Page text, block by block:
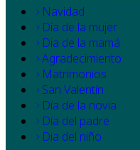
Navidad
Día de la mujer
Dia de la mamá
Agradecimiento
Matrimonios
San Valentín
Día de la novia
Día del padre
Dia del niño